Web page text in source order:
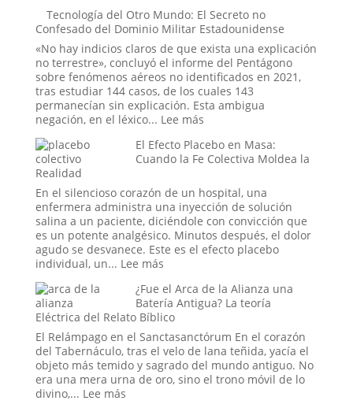
las
estrellas
o
un
trauma
reprimido?
la
mundo
Tecnología del Otro Mundo: El Secreto no
Confesado del Dominio Militar Estadounidense
«No hay indicios claros de que exista una explicación
no terrestre», concluyó el informe del Pentágono
sobre fenómenos aéreos no identificados en 2021,
tras estudiar 144 casos, de los cuales 143
permanecían sin explicación. Esta ambigua
negación, en el léxico... Lee más:
del
Otro
El
Secreto
no
Confesado
del
Dominio
Estadounidense
El Efecto Placebo en Masa:
Cuando la Fe Colectiva Moldea la
Realidad
En el silencioso corazón de un hospital, una
enfermera administra una inyección de solución
salina a un paciente, diciéndole con convicción que
es un potente analgésico. Minutos después, el dolor
agudo se desvanece. Este es el efecto placebo
individual, un... Lee más:
Efecto
Placebo
en
Masa:
Cuando
la
Fe
¿Fue el Arca de la Alianza una
Batería Antigua? La teoría
Eléctrica del Relato Bíblico
El Relámpago en el Sanctasanctórum En el corazón
del Tabernáculo, tras el velo de lana teñida, yacía el
objeto más temido y sagrado del mundo antiguo. No
era una mera urna de oro, sino el trono móvil de lo
divino,... Lee más: